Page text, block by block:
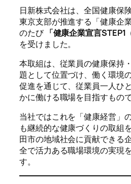
日新株式会社は、全国健康保
東京支部が推進する「健康企
のたび 「健康企業宣言STEP1
を受けました。
本取組は、従業員の健康保持
題として位置づけ、働く環境
促進を通じて、従業員一人ひ
かに働ける職場を目指すもので
当社ではこれを「健康経営」
も継続的な健康づくりの取組
田市の地域社会に貢献できる
全で活力ある職場環境の実現
す。